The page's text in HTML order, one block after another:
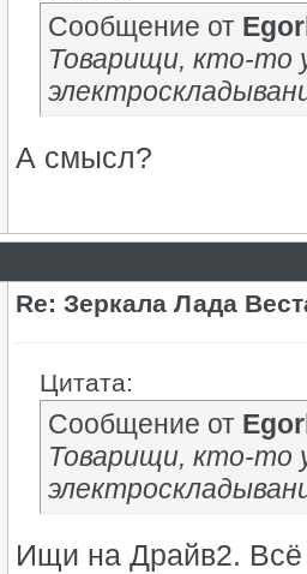
Сообщение от
Товарищи, кто-то
А смысл?
Re: Зеркала Лада
Цитата:
Сообщение от
Товарищи, кто-то
Ищи на Драйв2. Всё